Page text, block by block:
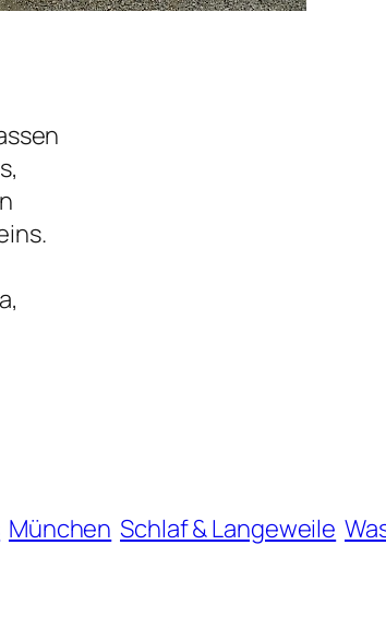
München Schlaf & Langeweile